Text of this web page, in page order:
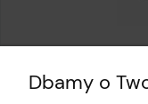
Fartuch kuchenny czarny
Dbamy o